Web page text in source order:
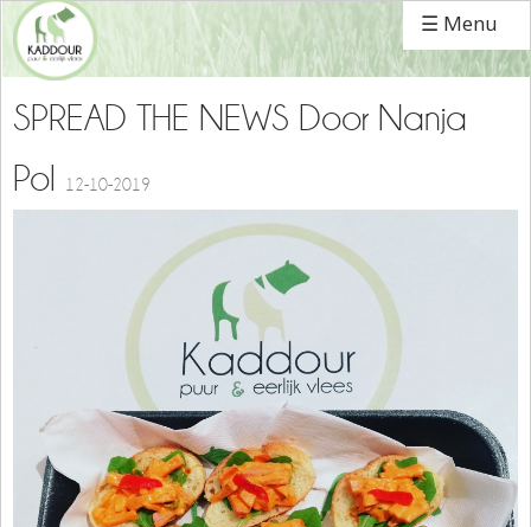
☰ Menu
SPREAD THE NEWS Door Nanja
Pol
12-10-2019